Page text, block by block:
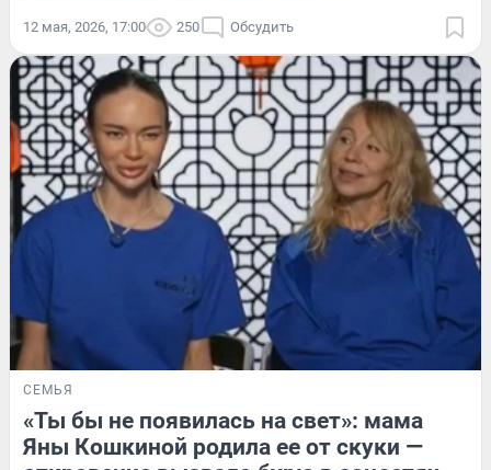
12 мая, 2026, 17:00 250 Обсудить
СЕМЬЯ
«Ты бы не появилась на свет»: мама
Яны Кошкиной родила ее от скуки —